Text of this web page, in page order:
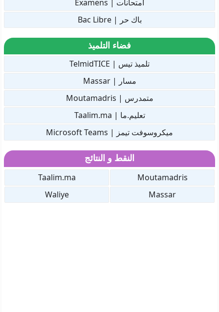
امتحانات | Examens
باك حر | Bac Libre
فضاء التلميذ
تلميذ تيس | TelmidTICE
مسار | Massar
متمدرس | Moutamadris
تعليم.ما | Taalim.ma
ميكروسوفت تيمز | Microsoft Teams
النقط و النتائج
Moutamadris
Taalim.ma
Massar
Waliye